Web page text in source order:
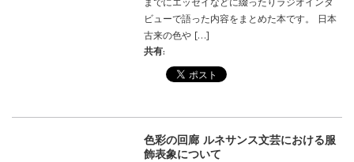
までにエッセイなどに綴ったりラジオインタ
ビューで語った内容をまとめた本です。 日本
古来の色や […]
共有:
色彩の回廊 ルネサンス文芸における服
飾表象について